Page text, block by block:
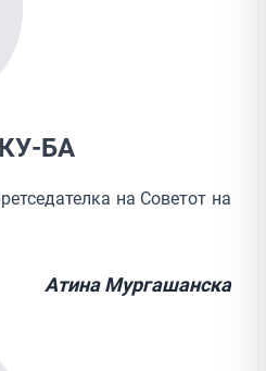
БА
на Советот на
Атина Мургашанска